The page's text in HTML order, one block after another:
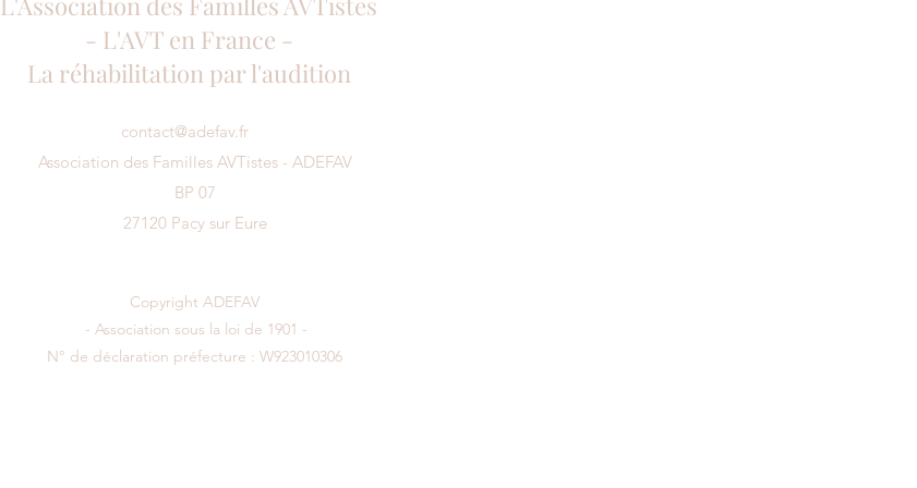
- L'AVT en France -
La réhabilitation par l'audition
contact@adefav.fr
Association des Familles AVTistes - ADEFAV
BP 07
27120 Pacy sur Eure
Copyright ADEFAV
- Association sous la loi de 1901 -
N° de déclaration préfecture : W923010306